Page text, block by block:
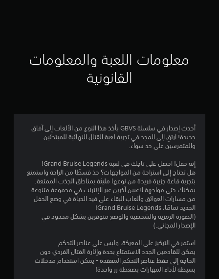
ي
4
ج
و
ن
معلومات اللعبة والمعلومات
القانونية
أحدث إصدار في سلسلة GBVS يأخذ هذا النوع من الألعاب إلى آفاق
جديدة! ارتقِ إلى المجد في تجربة لعبة القتال النهائية للمبتدئين
والمتمرسين على حد سواء.
إنه حفل! احصل على تاجك في لعبة Grand Bruise Legends!
هل تحتاج إلى استراحة من المواجهات؟ خذ قسطًا من الراحة واستمتع
بتجربة قاعة جزيرة فريدة من نوعها مليئة بمناطق الجذب الممتعة.
يمكنك حتى مواجهة لاعبين آخرين عبر الإنترنت في مجموعة متنوعة
من مسارات العوائق وألعاب البقاء على قيد الحياة في وضع الحفل
الجديد تمامًا، Grand Bruise Legends!
(الصورة الرمزية والشخصية والوضع متوفرين بشكل محدود في
الإصدار المجاني.)
استمر في التركيز على المعركة، وليس على عناصر التحكم
يمكن للقادمين الجدد الاستمتاع بحدة وإثارة القتال الفردي دون
الحاجة إلى حفظ عناصر التحكم المعقدة - يمكن استخدام مدخلات
بسيطة لأداء المهارات بضغطة زر واحدة!